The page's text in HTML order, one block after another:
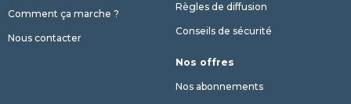
Comment ça marche ?
Nous contacter
Règles de diffusion
Conseils de sécurité
Nos offres
Nos abonnements